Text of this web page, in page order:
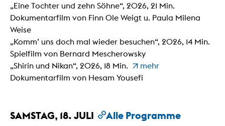
„Eine Tochter und zehn Söhne“, 2026, 21 Min.
Dokumentarfilm von Finn Ole Weigt u. Paula Milena
Weise
„Komm’ uns doch mal wieder besuchen“, 2026, 14 Min.
Spielfilm von Bernard Mescherowsky
„Shirin und Nikan“, 2026, 18 Min.
mehr
Dokumentarfilm von Hesam Yousefi
SAMSTAG, 18. JULI Alle Programme